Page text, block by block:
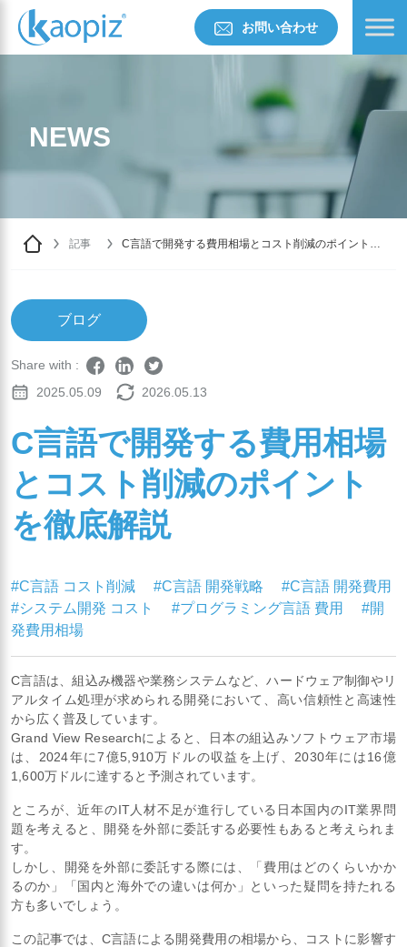
お問い合わせ
NEWS
記事
C言語で開発する費用相場とコスト削減のポイントを
ブログ
Share with :
2025.05.09
2026.05.13
C言語で開発する費用相場
とコスト削減のポイント
を徹底解説
#C言語 コスト削減 #C言語 開発戦略
#C言語 開発費用
#システム開発 コスト
#プログラミング言語 費用
#開
発費用相場
C言語は、組込み機器や業務システムなど、ハードウェア制御やリ
アルタイム処理が求められる開発において、高い信頼性と高速性
から広く普及しています。
Grand View Researchによると、日本の組込みソフトウェア市場
は、2024年に7億5,910万ドルの収益を上げ、2030年には16億
1,600万ドルに達すると予測されています。
ところが、近年のIT人材不足が進行している日本国内のIT業界問
題を考えると、開発を外部に委託する必要性もあると考えられま
す。
しかし、開発を外部に委託する際には、「費用はどのくらいかか
るのか」「国内と海外での違いは何か」といった疑問を持たれる
方も多いでしょう。
この記事では、C言語による開発費用の相場から、コストに影響す